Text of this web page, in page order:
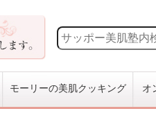
モーリーの美肌クッキング オ